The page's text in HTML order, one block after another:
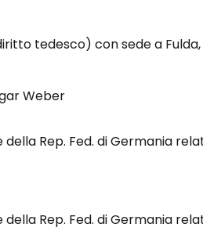
tedesco) con sede a
Weber
Rep. Fed. di Germania
della Rep. Fed. di Germania